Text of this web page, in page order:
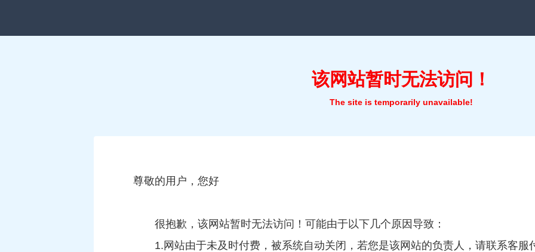
该网站暂时无法访问！
The site is temporarily unavailable!
尊敬的用户，您好
很抱歉，该网站暂时无法访问！可能由于以下几个原因导致：
1.网站由于未及时付费，被系统自动关闭，若您是该网站的负责人，请联系客服